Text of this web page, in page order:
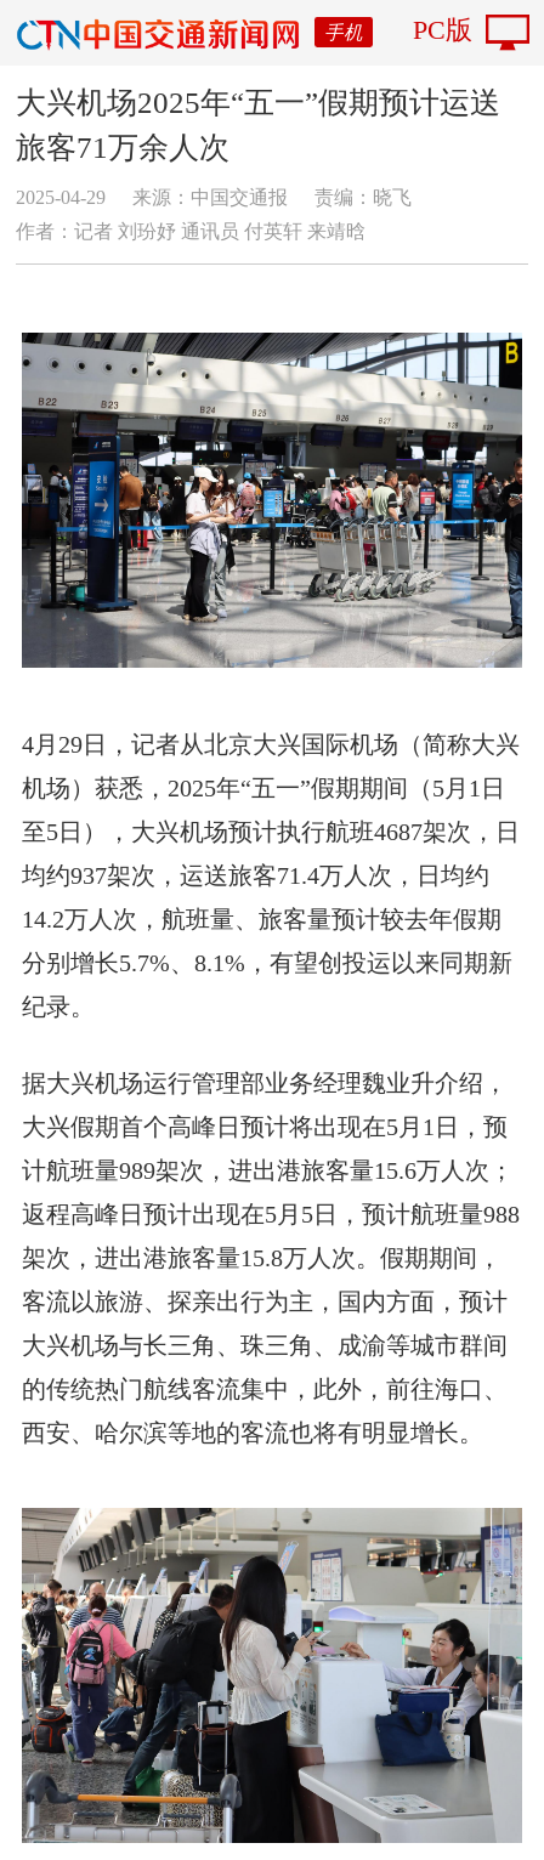
手机 PC版
大兴机场2025年“五一”假期预计运送
旅客71万余人次
2025-04-29 来源：中国交通报
责编：晓飞
作者：记者 刘玢妤 通讯员 付英轩 来靖晗
4月29日，记者从北京大兴国际机场（简称大兴
机场）获悉，2025年“五一”假期期间（5月1日
至5日），大兴机场预计执行航班4687架次，日
均约937架次，运送旅客71.4万人次，日均约
14.2万人次，航班量、旅客量预计较去年假期
分别增长5.7%、8.1%，有望创投运以来同期新
纪录。
据大兴机场运行管理部业务经理魏业升介绍，
大兴假期首个高峰日预计将出现在5月1日，预
计航班量989架次，进出港旅客量15.6万人次；
返程高峰日预计出现在5月5日，预计航班量988
架次，进出港旅客量15.8万人次。假期期间，
客流以旅游、探亲出行为主，国内方面，预计
大兴机场与长三角、珠三角、成渝等城市群间
的传统热门航线客流集中，此外，前往海口、
西安、哈尔滨等地的客流也将有明显增长。